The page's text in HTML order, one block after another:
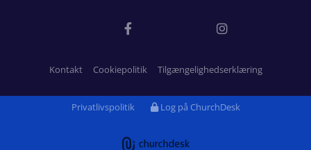
Kontakt Cookiepolitik Tilgængelighedserklæring
Privatlivspolitik Log på ChurchDesk